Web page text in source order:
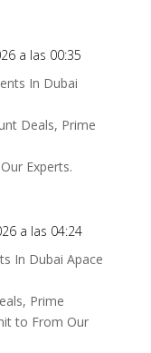
a las 00:35
In Dubai
Deals, Prime
Experts.
a las 04:24
In Dubai Apace
Prime
to From Our